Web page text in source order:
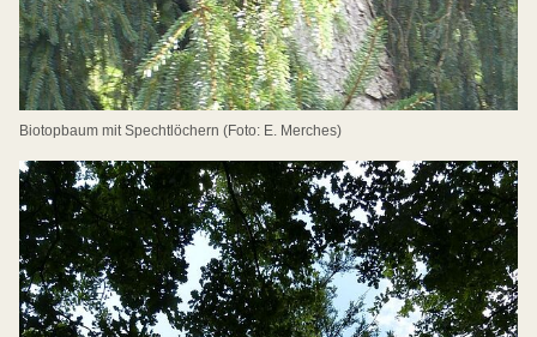
Biotopbaum mit Spechtlöchern (Foto: E. Merches)